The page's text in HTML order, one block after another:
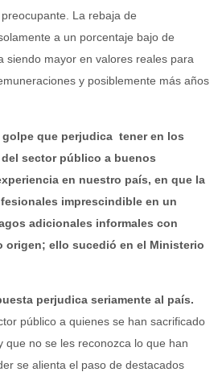
La rebaja de
a un porcentaje bajo de
siendo mayor en valores reales para
y posiblemente más años
que perjudica tener en los
sector público a buenos
en nuestro país, en que la
imprescindible en un
adicionales informales con
origen; ello sucedió en el Ministerio
perjudica seriamente al país.
público a quienes se han sacrificado
que no se les reconozca lo que han
se alienta el paso de destacados